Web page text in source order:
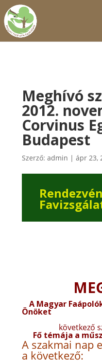
Meghívó
2012.
Corvinus
Budapest
Szerző: admin | ápr 23,
A Magyar
Önöket
következő
Fő témája a
A szakmai nap
a következő: